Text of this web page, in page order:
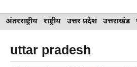
Skip
to
content
अंतरराष्ट्रीय राष्ट्रीय उत्तर प्रदेश उत्तराखंड
uttar pradesh